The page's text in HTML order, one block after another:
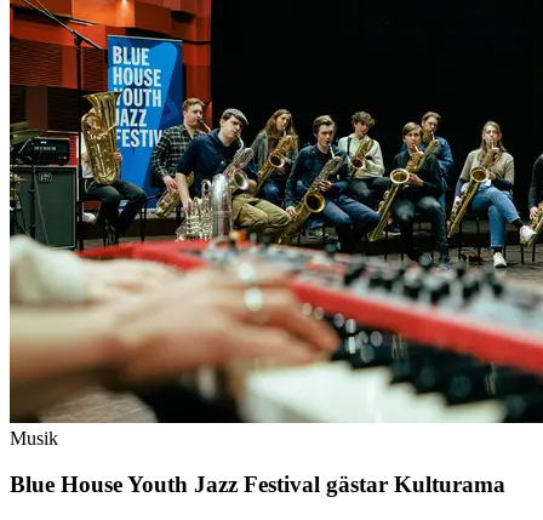
Musik
Blue House Youth Jazz Festival gästar Kulturama